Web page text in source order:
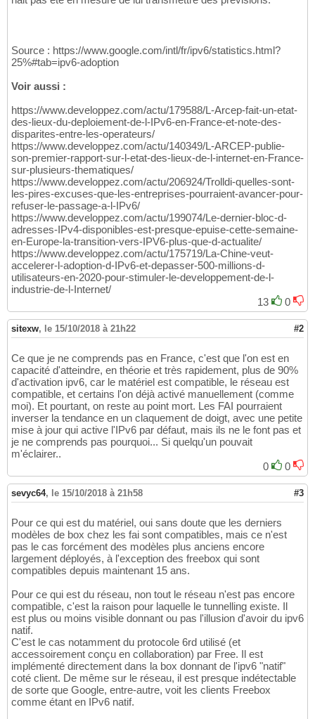
Source : https://www.google.com/intl/fr/ipv6/statistics.html?
25%#tab=ipv6-adoption
Voir aussi :
https://www.developpez.com/actu/179588/L-Arcep-fait-un-etat-
des-lieux-du-deploiement-de-l-IPv6-en-France-et-note-des-
disparites-entre-les-operateurs/
https://www.developpez.com/actu/140349/L-ARCEP-publie-
son-premier-rapport-sur-l-etat-des-lieux-de-l-internet-en-France-
sur-plusieurs-thematiques/
https://www.developpez.com/actu/206924/Trolldi-quelles-sont-
les-pires-excuses-que-les-entreprises-pourraient-avancer-pour-
refuser-le-passage-a-l-IPv6/
https://www.developpez.com/actu/199074/Le-dernier-bloc-d-
adresses-IPv4-disponibles-est-presque-epuise-cette-semaine-
en-Europe-la-transition-vers-IPV6-plus-que-d-actualite/
https://www.developpez.com/actu/175719/La-Chine-veut-
accelerer-l-adoption-d-IPv6-et-depasser-500-millions-d-
utilisateurs-en-2020-pour-stimuler-le-developpement-de-l-
industrie-de-l-Internet/
13
0
sitexw, le 15/10/2018 à 21h22 #2
Ce que je ne comprends pas en France, c'est que l'on est en
capacité d'atteindre, en théorie et très rapidement, plus de 90%
d'activation ipv6, car le matériel est compatible, le réseau est
compatible, et certains l'on déjà activé manuellement (comme
moi). Et pourtant, on reste au point mort. Les FAI pourraient
inverser la tendance en un claquement de doigt, avec une petite
mise à jour qui active l'IPv6 par défaut, mais ils ne le font pas et
je ne comprends pas pourquoi... Si quelqu'un pouvait
m'éclairer..
0
0
sevyc64, le 15/10/2018 à 21h58 #3
Pour ce qui est du matériel, oui sans doute que les derniers
modèles de box chez les fai sont compatibles, mais ce n'est
pas le cas forcément des modèles plus anciens encore
largement déployés, à l'exception des freebox qui sont
compatibles depuis maintenant 15 ans.
Pour ce qui est du réseau, non tout le réseau n'est pas encore
compatible, c'est la raison pour laquelle le tunnelling existe. Il
est plus ou moins visible donnant ou pas l'illusion d'avoir du ipv6
natif.
C'est le cas notamment du protocole 6rd utilisé (et
accessoirement conçu en collaboration) par Free. Il est
implémenté directement dans la box donnant de l'ipv6 "natif"
coté client. De même sur le réseau, il est presque indétectable
de sorte que Google, entre-autre, voit les clients Freebox
comme étant en IPv6 natif.